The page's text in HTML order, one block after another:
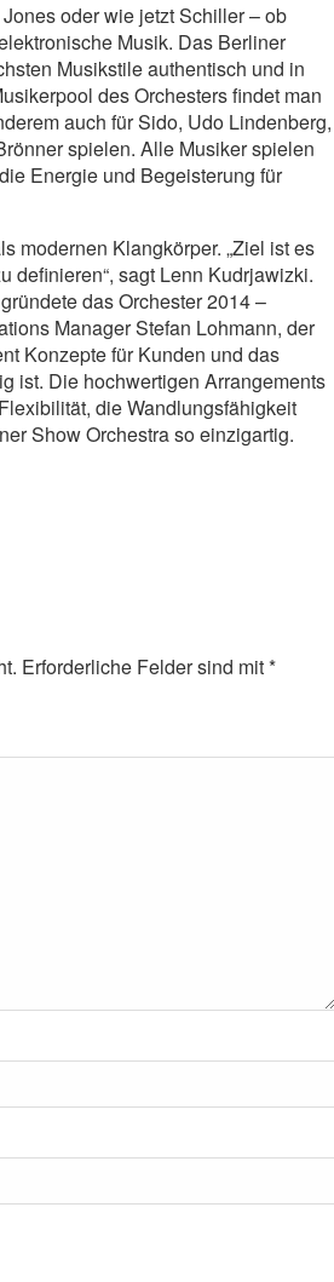
oder wie jetzt Schiller – ob
Musik. Das Berliner
Musikstile authentisch und in
des Orchesters findet man
auch für Sido, Udo Lindenberg,
spielen. Alle Musiker spielen
Energie und Begeisterung für
modernen Klangkörper. „Ziel ist es
definieren“, sagt Lenn Kudrjawizki.
das Orchester 2014 –
Manager Stefan Lohmann, der
Konzepte für Kunden und das
ist. Die hochwertigen Arrangements
die Wandlungsfähigkeit
Show Orchestra so einzigartig.
Erforderliche Felder sind mit*